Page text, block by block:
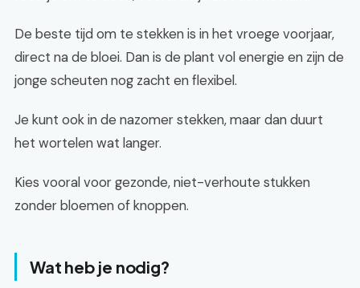
De beste tijd om te stekken is in het vroege voorjaar,
direct na de bloei. Dan is de plant vol energie en zijn de
jonge scheuten nog zacht en flexibel.
Je kunt ook in de nazomer stekken, maar dan duurt
het wortelen wat langer.
Kies vooral voor gezonde, niet-verhoute stukken
zonder bloemen of knoppen.
Wat heb je nodig?